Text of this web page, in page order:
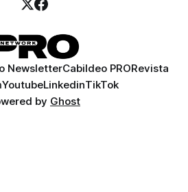
NewsletterCabildeo PRORevista
YoutubeLinkedinTikTok
by Ghost